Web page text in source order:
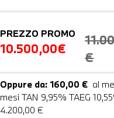
PREZZO PROMO
10.500,00€
€
Oppure da: 160,00 € al
mesi TAN 9,95% TAEG
4.200,00 €